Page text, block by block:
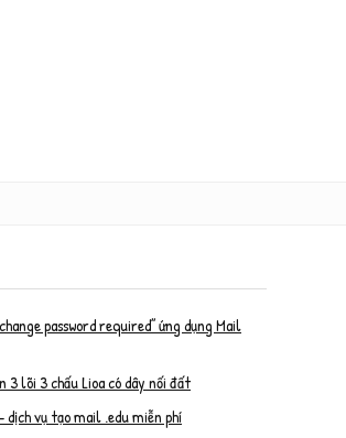
password required” ứng dụng Mail
3 lõi 3 chấu Lioa có dây nối đất
vụ tạo mail .edu miễn phí